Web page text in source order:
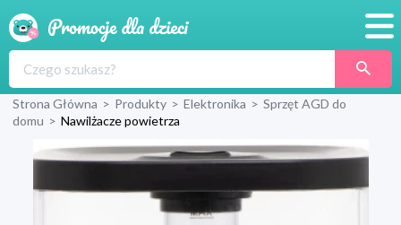
Produkty
Sklepy
Blog
Strona Główna > Produkty > Elektronika > Sprzęt AGD do
domu > Nawilżacze powietrza